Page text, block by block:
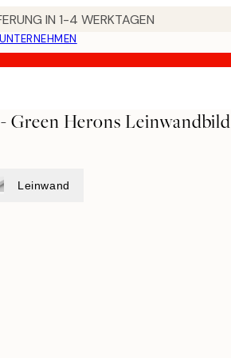
IN 1-4 WERKTAGEN
Green Herons Leinwandbild
Leinwand